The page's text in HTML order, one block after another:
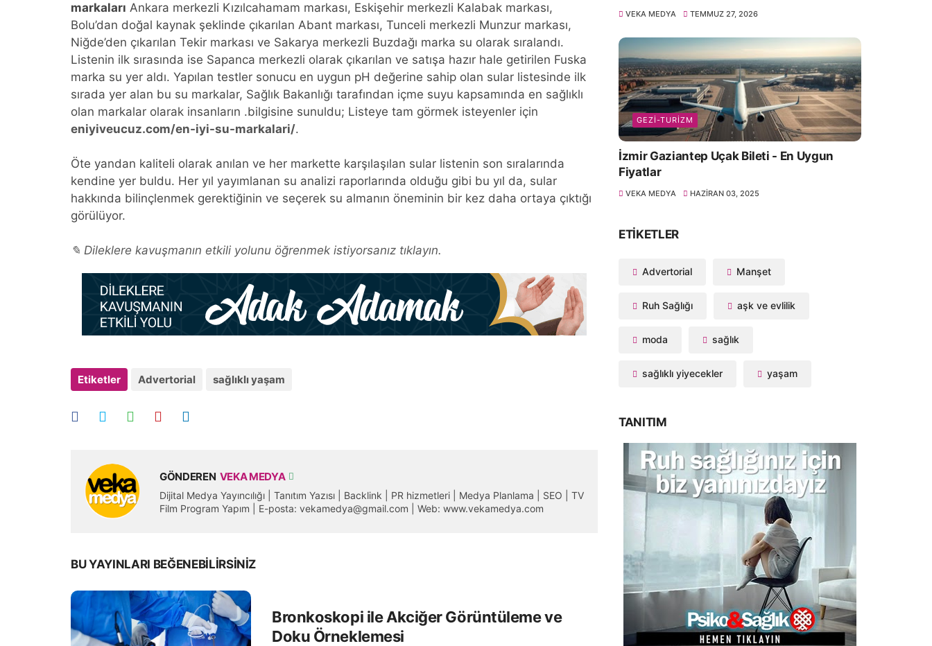
markaları Ankara merkezli Kızılcahamam markası, Eskişehir merkezli Kalabak markası,
Bolu’dan doğal kaynak şeklinde çıkarılan Abant markası, Tunceli merkezli Munzur markası,
Niğde’den çıkarılan Tekir markası ve Sakarya merkezli Buzdağı marka su olarak sıralandı.
Listenin ilk sırasında ise Sapanca merkezli olarak çıkarılan ve satışa hazır hale getirilen Fuska
marka su yer aldı. Yapılan testler sonucu en uygun pH değerine sahip olan sular listesinde ilk
sırada yer alan bu su markalar, Sağlık Bakanlığı tarafından içme suyu kapsamında en sağlıklı
olan markalar olarak insanların .bilgisine sunuldu; Listeye tam görmek isteyenler için
eniyiveucuz.com/en-iyi-su-markalari/.
Öte yandan kaliteli olarak anılan ve her markette karşılaşılan sular listenin son sıralarında
kendine yer buldu. Her yıl yayımlanan su analizi raporlarında olduğu gibi bu yıl da, sular
hakkında bilinçlenmek gerektiğinin ve seçerek su almanın öneminin bir kez daha ortaya çıktığı
görülüyor.
✎ Dileklere kavuşmanın etkili yolunu öğrenmek istiyorsanız tıklayın.
Etiketler Advertorial sağlıklı yaşam
GÖNDEREN VEKA MEDYA
Dijital Medya Yayıncılığı | Tanıtım Yazısı | Backlink | PR hizmetleri | Medya Planlama | SEO | TV
Film Program Yapım | E-posta: vekamedya@gmail.com | Web: www.vekamedya.com
BU YAYINLARI BEĞENEBILIRSINIZ
Bronkoskopi ile Akciğer Görüntüleme ve
Doku Örneklemesi
VEKA MEDYA TEMMUZ 27, 2026
GEZI-TURIZM
İzmir Gaziantep Uçak Bileti - En Uygun
Fiyatlar
VEKA MEDYA HAZIRAN 03, 2025
ETIKETLER
Advertorial Manşet
Ruh Sağlığı aşk ve evlilik
moda sağlık
sağlıklı yiyecekler yaşam
TANITIM